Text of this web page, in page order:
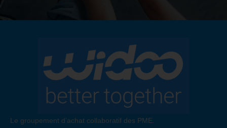
Le groupement d’achat collaboratif des PME.